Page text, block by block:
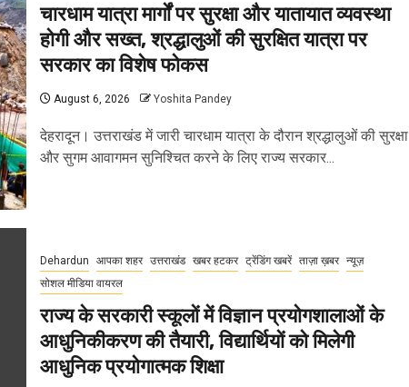
चारधाम यात्रा मार्गों पर सुरक्षा और यातायात व्यवस्था
होगी और सख्त, श्रद्धालुओं की सुरक्षित यात्रा पर
सरकार का विशेष फोकस
August 6, 2026 Yoshita Pandey
देहरादून। उत्तराखंड में जारी चारधाम यात्रा के दौरान श्रद्धालुओं की सुरक्षा
और सुगम आवागमन सुनिश्चित करने के लिए राज्य सरकार...
Dehardun आपका शहर उत्तराखंड खबर हटकर ट्रेंडिंग खबरें ताज़ा ख़बर
न्यूज़
सोशल मीडिया वायरल
राज्य के सरकारी स्कूलों में विज्ञान प्रयोगशालाओं के
आधुनिकीकरण की तैयारी, विद्यार्थियों को मिलेगी
आधुनिक प्रयोगात्मक शिक्षा